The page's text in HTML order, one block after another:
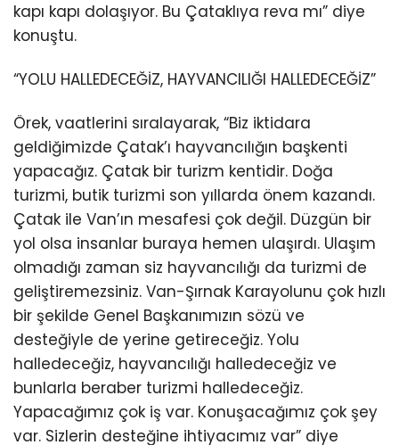
kapı kapı dolaşıyor. Bu Çataklıya reva mı” diye
konuştu.
“YOLU HALLEDECEĞİZ, HAYVANCILIĞI HALLEDECEĞİZ”
Örek, vaatlerini sıralayarak, “Biz iktidara
geldiğimizde Çatak’ı hayvancılığın başkenti
yapacağız. Çatak bir turizm kentidir. Doğa
turizmi, butik turizmi son yıllarda önem kazandı.
Çatak ile Van’ın mesafesi çok değil. Düzgün bir
yol olsa insanlar buraya hemen ulaşırdı. Ulaşım
olmadığı zaman siz hayvancılığı da turizmi de
geliştiremezsiniz. Van-Şırnak Karayolunu çok hızlı
bir şekilde Genel Başkanımızın sözü ve
desteğiyle de yerine getireceğiz. Yolu
halledeceğiz, hayvancılığı halledeceğiz ve
bunlarla beraber turizmi halledeceğiz.
Yapacağımız çok iş var. Konuşacağımız çok şey
var. Sizlerin desteğine ihtiyacımız var” diye